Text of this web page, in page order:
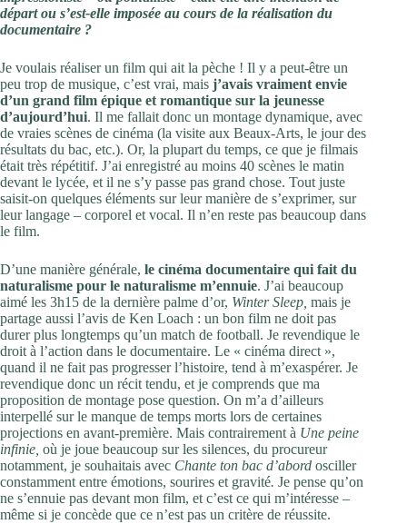
départ ou s’est-elle imposée au cours de la réalisation du
documentaire ?
Je voulais réaliser un film qui ait la pèche ! Il y a peut-être un
peu trop de musique, c’est vrai, mais j’avais vraiment envie
d’un grand film épique et romantique sur la jeunesse
d’aujourd’hui. Il me fallait donc un montage dynamique, avec
de vraies scènes de cinéma (la visite aux Beaux-Arts, le jour des
résultats du bac, etc.). Or, la plupart du temps, ce que je filmais
était très répétitif. J’ai enregistré au moins 40 scènes le matin
devant le lycée, et il ne s’y passe pas grand chose. Tout juste
saisit-on quelques éléments sur leur manière de s’exprimer, sur
leur langage – corporel et vocal. Il n’en reste pas beaucoup dans
le film.
D’une manière générale, le cinéma documentaire qui fait du
naturalisme pour le naturalisme m’ennuie. J’ai beaucoup
aimé les 3h15 de la dernière palme d’or, Winter Sleep, mais je
partage aussi l’avis de Ken Loach : un bon film ne doit pas
durer plus longtemps qu’un match de football. Je revendique le
droit à l’action dans le documentaire. Le « cinéma direct »,
quand il ne fait pas progresser l’histoire, tend à m’exaspérer. Je
revendique donc un récit tendu, et je comprends que ma
proposition de montage pose question. On m’a d’ailleurs
interpellé sur le manque de temps morts lors de certaines
projections en avant-première. Mais contrairement à Une peine
infinie, où je joue beaucoup sur les silences, du procureur
notamment, je souhaitais avec Chante ton bac d’abord osciller
constamment entre émotions, sourires et gravité. Je pense qu’on
ne s’ennuie pas devant mon film, et c’est ce qui m’intéresse –
même si je concède que ce n’est pas un critère de réussite.